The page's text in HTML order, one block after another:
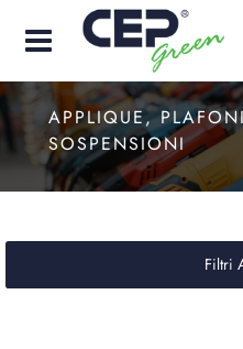
Open
APPLIQUE,
SOSPENSIONI
Filtri